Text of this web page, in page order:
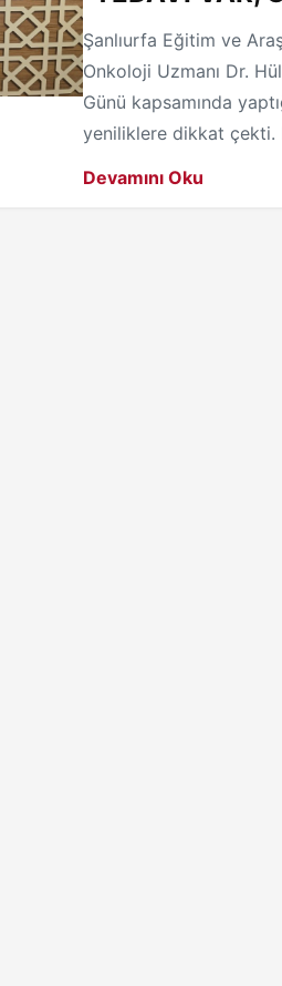
Şanlıurfa Eğitim ve
Onkoloji Uzmanı Dr.
Günü kapsamında
yeniliklere dikkat çekti.
Devamını Oku